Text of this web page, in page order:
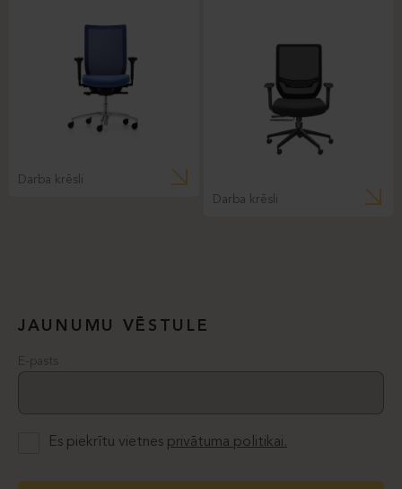
Darba krēsli
Darba krēsli
JAUNUMU VĒSTULE
E-pasts
Es piekrītu vietnes privātuma politikai.